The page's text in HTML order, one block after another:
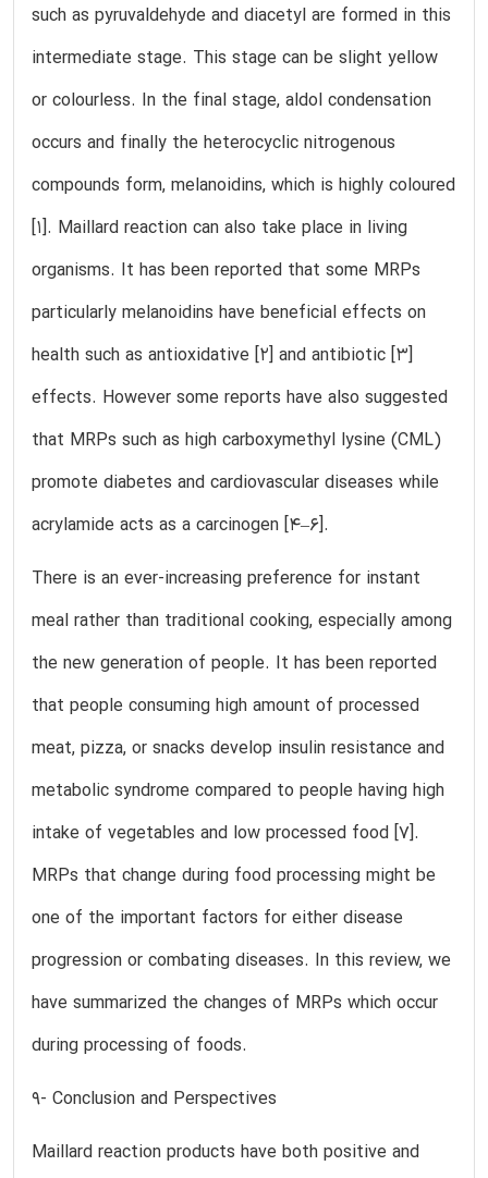
such as pyruvaldehyde and diacetyl are formed in this
intermediate stage. This stage can be slight yellow
or colourless. In the final stage, aldol condensation
occurs and finally the heterocyclic nitrogenous
compounds form, melanoidins, which is highly coloured
[1]. Maillard reaction can also take place in living
organisms. It has been reported that some MRPs
particularly melanoidins have beneficial effects on
health such as antioxidative [2] and antibiotic [3]
effects. However some reports have also suggested
that MRPs such as high carboxymethyl lysine (CML)
promote diabetes and cardiovascular diseases while
acrylamide acts as a carcinogen [4–6].
There is an ever-increasing preference for instant
meal rather than traditional cooking, especially among
the new generation of people. It has been reported
that people consuming high amount of processed
meat, pizza, or snacks develop insulin resistance and
metabolic syndrome compared to people having high
intake of vegetables and low processed food [7].
MRPs that change during food processing might be
one of the important factors for either disease
progression or combating diseases. In this review, we
have summarized the changes of MRPs which occur
during processing of foods.
9- Conclusion and Perspectives
Maillard reaction products have both positive and